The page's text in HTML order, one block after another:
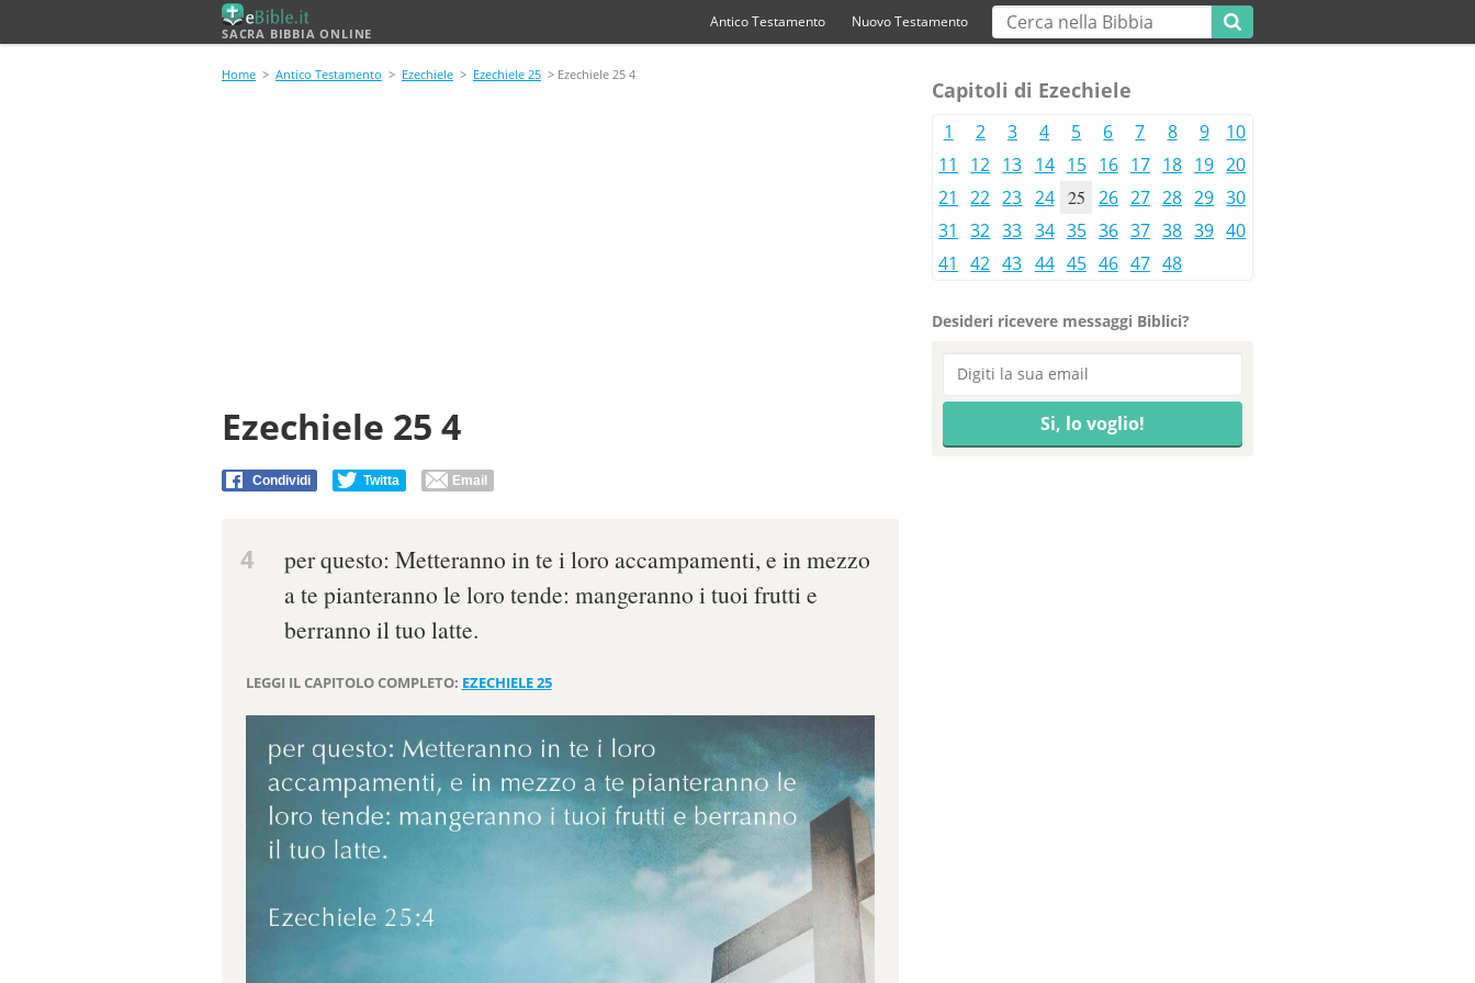
SACRA BIBBIA ONLINE
Antico Testamento Nuovo Testamento
Home > Antico Testamento > Ezechiele > Ezechiele 25 > Ezechiele 25 4
Ezechiele 25 4
Condividi Twitta Email
4
per questo: Metteranno in te i loro accampamenti, e in mezzo
a te pianteranno le loro tende: mangeranno i tuoi frutti e
berranno il tuo latte.
LEGGI IL CAPITOLO COMPLETO: EZECHIELE 25
Capitoli di Ezechiele
1 2 3 4 5 6 7 8 9
10
11
12 13 14 15 16 17 18 19 20
21
22 23 24 25 26 27 28 29 30
31
32 33 34 35 36 37 38 39 40
41
42 43 44 45 46 47 48
Desideri ricevere messaggi Biblici?